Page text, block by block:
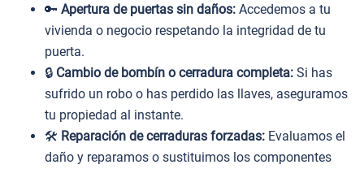
🔑 Apertura de puertas sin daños: Accedemos a tu
vivienda o negocio respetando la integridad de tu
puerta.
🔒 Cambio de bombín o cerradura completa: Si has
sufrido un robo o has perdido las llaves, aseguramos
tu propiedad al instante.
🛠️ Reparación de cerraduras forzadas: Evaluamos el
daño y reparamos o sustituimos los componentes